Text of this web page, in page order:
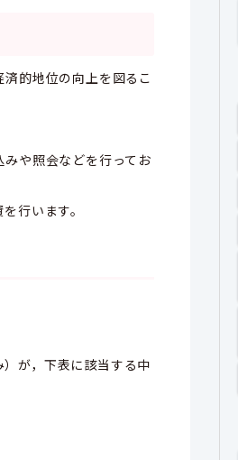
的地位の向上を図るこ
や照会などを行ってお
行います。
が，下表に該当する中